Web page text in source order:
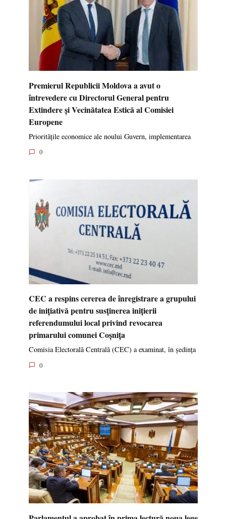
Premierul Republicii Moldova a avut o
întrevedere cu Directorul General pentru
Extindere și Vecinătatea Estică al Comisiei
Europene
Prioritățile economice ale noului Guvern, implementarea
0
CEC a respins cererea de înregistrare a grupului
de inițiativă pentru susținerea inițierii
referendumului local privind revocarea
primarului comunei Coșnița
Comisia Electorală Centrală (CEC) a examinat, în ședința
0